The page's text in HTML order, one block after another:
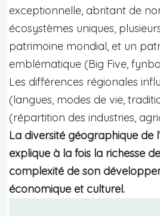
exceptionnelle, abritant de
écosystèmes uniques,
patrimoine mondial, et un
emblématique (Big Five,
Les différences régionales
(langues, modes de vie,
(répartition des industries,
La diversité géographique de
explique à la fois la richesse
complexité de son
économique et culturel.